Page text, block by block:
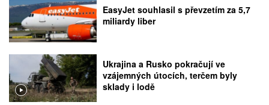
EasyJet souhlasil s převzetím za 5,7
miliardy liber
Ukrajina a Rusko pokračují ve
vzájemných útocích, terčem byly
sklady i lodě